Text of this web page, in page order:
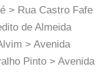
> Rua Castro Fafe
de Almeida
> Avenida
Pinto > Avenida